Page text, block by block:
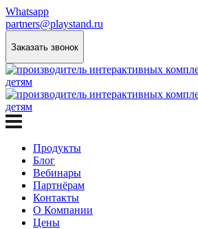
Whatsapp
partners@playstand.ru
Заказать звонок
Продукты
Блог
Вебинары
Партнёрам
Контакты
О Компании
Цены